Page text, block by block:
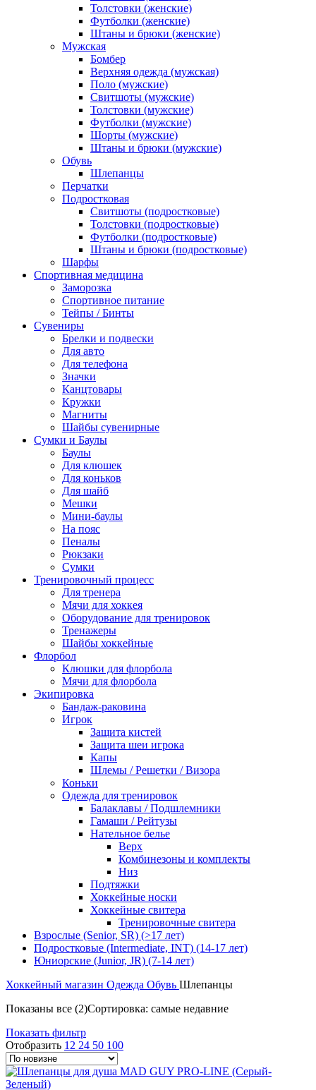
Толстовки (женские)
Футболки (женские)
Штаны и брюки (женские)
Мужская
Бомбер
Верхняя одежда (мужская)
Поло (мужские)
Свитшоты (мужские)
Толстовки (мужские)
Футболки (мужские)
Шорты (мужские)
Штаны и брюки (мужские)
Обувь
Шлепанцы
Перчатки
Подростковая
Свитшоты (подростковые)
Толстовки (подростковые)
Футболки (подростковые)
Штаны и брюки (подростковые)
Шарфы
Спортивная медицина
Заморозка
Спортивное питание
Тейпы / Бинты
Сувениры
Брелки и подвески
Для авто
Для телефона
Значки
Канцтовары
Кружки
Магниты
Шайбы сувенирные
Сумки и Баулы
Баулы
Для клюшек
Для коньков
Для шайб
Мешки
Мини-баулы
На пояс
Пеналы
Рюкзаки
Сумки
Тренировочный процесс
Для тренера
Мячи для хоккея
Оборудование для тренировок
Тренажеры
Шайбы хоккейные
Флорбол
Клюшки для флорбола
Мячи для флорбола
Экипировка
Бандаж-раковина
Игрок
Защита кистей
Защита шеи игрока
Капы
Шлемы / Решетки / Визора
Коньки
Одежда для тренировок
Балаклавы / Подшлемники
Гамаши / Рейтузы
Нательное белье
Верх
Комбинезоны и комплекты
Низ
Подтяжки
Хоккейные носки
Хоккейные свитера
Тренировочные свитера
Взрослые (Senior, SR) (>17 лет)
Подростковые (Intermediate, INT) (14-17 лет)
Юниорские (Junior, JR) (7-14 лет)
Хоккейный магазин Одежда Обувь Шлепанцы
Показаны все (2)Сортировка: самые недавние
Показать фильтр
Отобразить 12 24 50 100